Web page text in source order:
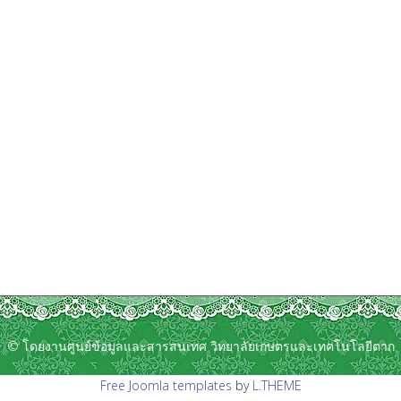
© โดยงานศูนย์ข้อมูลและสารสนเทศ วิทยาลัยเกษตรและเทคโนโลยีตาก
Free Joomla templates by L.THEME